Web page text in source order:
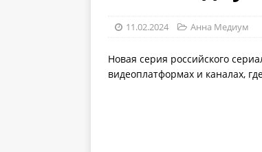
11.02.2024 Анна Медиум
Новая серия российского
видеоплатформах и каналах,